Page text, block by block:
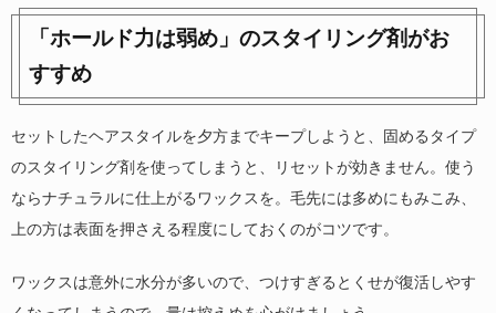
「ホールド力は弱め」のスタイリング剤がお
すすめ
セットしたヘアスタイルを夕方までキープしようと、固めるタイプ
のスタイリング剤を使ってしまうと、リセットが効きません。使う
ならナチュラルに仕上がるワックスを。毛先には多めにもみこみ、
上の方は表面を押さえる程度にしておくのがコツです。
ワックスは意外に水分が多いので、つけすぎるとくせが復活しやす